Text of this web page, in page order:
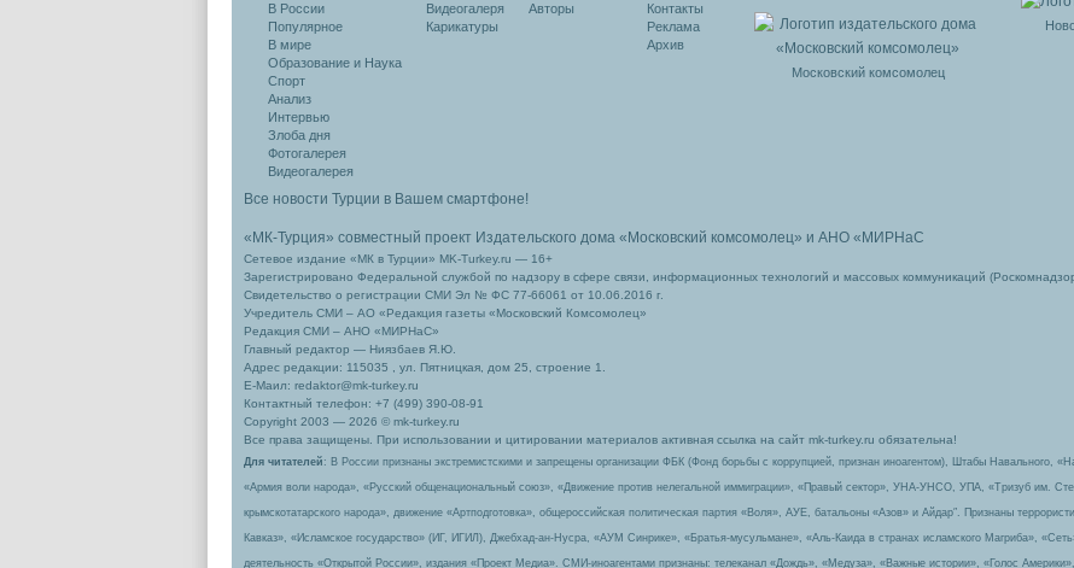
В России
Популярное
В мире
Образование и Наука
Спорт
Анализ
Интервью
Злоба дня
Фотогалерея
Видеогалерея
Видеогалеря
Карикатуры
Авторы
Контакты
Реклама
Архив
Московский комсомолец
Все новости Турции в Вашем смартфоне!
«МК-Турция» совместный проект Издательского дома «Московский комсомолец» и АНО «МИРНаС
Сетевое издание «МК в Турции» MK-Turkey.ru — 16+
Зарегистрировано Федеральной службой по надзору в сфере связи, информационных технологий и массовых коммуникаций
Свидетельство о регистрации СМИ Эл № ФС 77-66061 от 10.06.2016 г.
Учредитель СМИ – АО «Редакция газеты «Московский Комсомолец»
Редакция СМИ – АНО «МИРНаС»
Главный редактор — Ниязбаев Я.Ю.
Адрес редакции: 115035 , ул. Пятницкая, дом 25, строение 1.
Е-Маил: redaktor@mk-turkey.ru
Контактный телефон: +7 (499) 390-08-91
Copyright 2003 — 2026 © mk-turkey.ru
Все права защищены. При использовании и цитировании материалов активная ссылка на сайт mk-turkey.ru обязательна!
Для читателей : В России признаны экстремистскими и запрещены организации ФБК (Фонд борьбы с коррупцией, признан иноагентом), Штабы Навального,
«Армия воли народа», «Русский общенациональный союз», «Движение против нелегальной иммиграции», «Правый сектор», УНА-УНСО, УПА, «Тризуб им.
крымскотатарского народа», движение «Артподготовка», общероссийская политическая партия «Воля», АУЕ, батальоны «Азов» и Айдар″. Признаны
Кавказ», «Исламское государство» (ИГ, ИГИЛ), Джебхад-ан-Нусра, «АУМ Синрике», «Братья-мусульмане», «Аль-Каида в странах исламского Магриба»,
деятельность «Открытой России», издания «Проект Медиа». СМИ-иноагентами признаны: телеканал «Дождь», «Медуза», «Важные истории», «Голос